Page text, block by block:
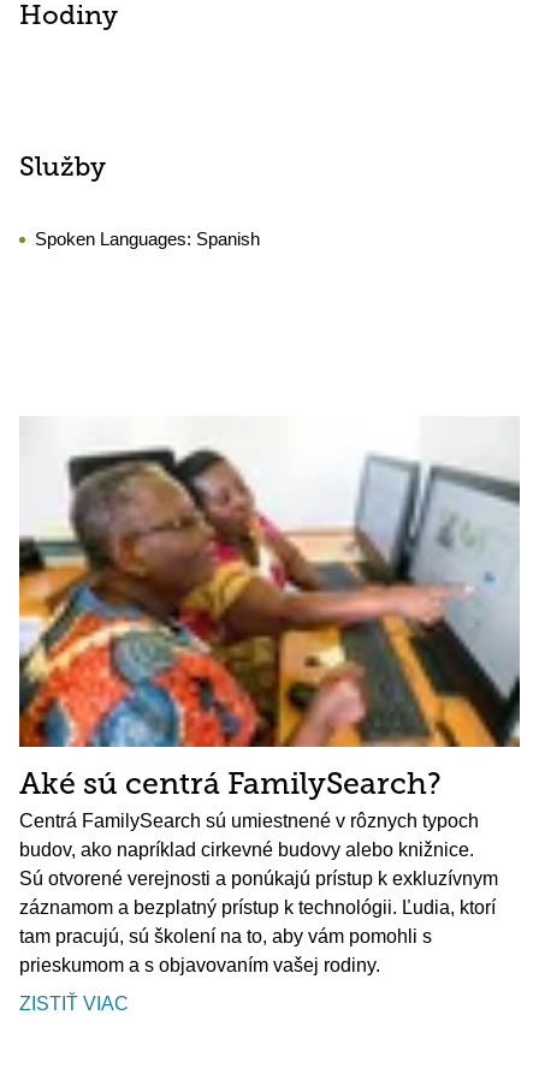
Hodiny
Služby
Spoken Languages: Spanish
Aké sú centrá FamilySearch?
Centrá FamilySearch sú umiestnené v rôznych typoch
budov, ako napríklad cirkevné budovy alebo knižnice.
Sú otvorené verejnosti a ponúkajú prístup k exkluzívnym
záznamom a bezplatný prístup k technológii. Ľudia, ktorí
tam pracujú, sú školení na to, aby vám pomohli s
prieskumom a s objavovaním vašej rodiny.
ZISTIŤ VIAC